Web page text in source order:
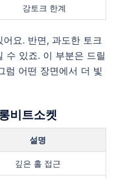
강토크 한계
요. 반면, 과도한 토크
수 있죠. 이 부분은 드릴
럼 어떤 장면에서 더 빛
비트소켓
설명
깊은 홀 접근